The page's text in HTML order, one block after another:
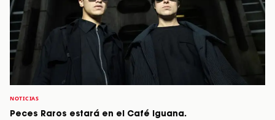
NOTICIAS
Peces Raros estará en el Café Iguana.